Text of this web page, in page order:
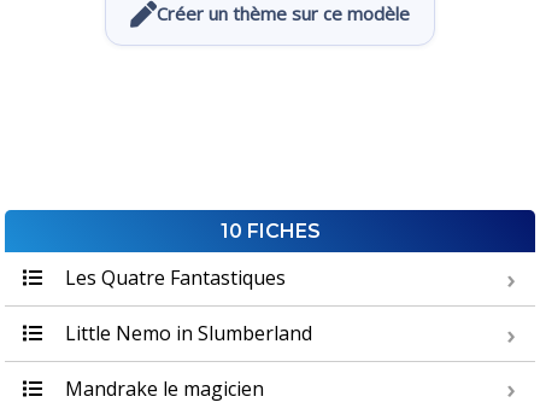
Créer un thème sur ce modèle
10 FICHES
Les Quatre Fantastiques
Little Nemo in Slumberland
Mandrake le magicien